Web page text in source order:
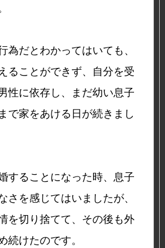
為だとわかってはいても、
ることができず、自分を受
性に依存し、まだ幼い息子
で家をあける日が続きまし
することになった時、息子
さを感じてはいましたが、
を切り捨てて、その後も外
続けたのです。